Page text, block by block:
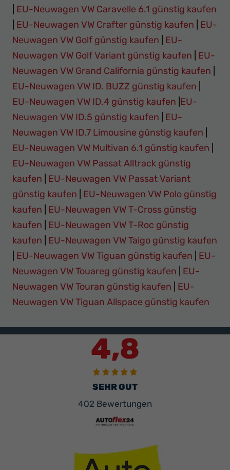
EU-Neuwagen VW Caravelle 6.1 günstig kaufen
EU-Neuwagen VW Crafter günstig kaufen
EU-
Neuwagen VW Golf günstig kaufen
EU-
Neuwagen VW Golf Variant günstig kaufen
EU-
Neuwagen VW Grand California günstig kaufen
EU-Neuwagen VW ID. BUZZ günstig kaufen
EU-Neuwagen VW ID.4 günstig kaufen EU-
Neuwagen VW ID.5 günstig kaufen
EU-
Neuwagen VW ID.7 Limousine günstig kaufen
EU-Neuwagen VW Multivan 6.1 günstig kaufen
EU-Neuwagen VW Passat Alltrack günstig
kaufen
EU-Neuwagen VW Passat Variant
günstig kaufen
EU-Neuwagen VW Polo günstig
kaufen
EU-Neuwagen VW T-Cross günstig
kaufen
EU-Neuwagen VW T-Roc günstig
kaufen
EU-Neuwagen VW Taigo günstig kaufen
EU-Neuwagen VW Tiguan günstig kaufen
EU-
Neuwagen VW Touareg günstig kaufen
EU-
Neuwagen VW Touran günstig kaufen
EU-
Neuwagen VW Tiguan Allspace günstig kaufen
4,8
SEHR GUT
402 Bewertungen